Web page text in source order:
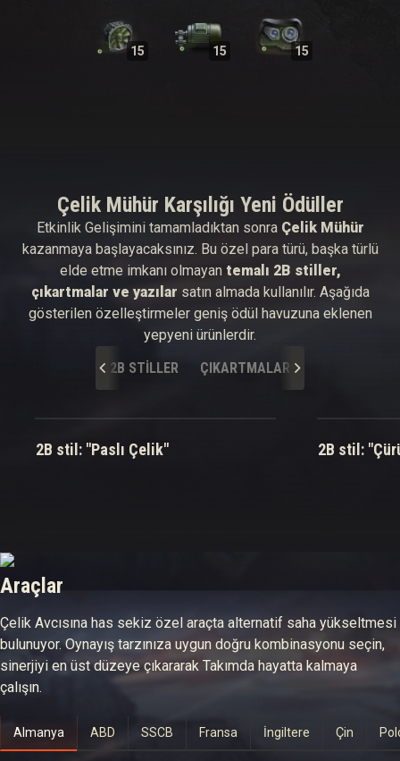
15 15 15
Çelik Mühür Karşılığı Yeni Ödüller
Etkinlik Gelişimini tamamladıktan sonra Çelik Mühür
kazanmaya başlayacaksınız. Bu özel para türü, başka türlü
elde etme imkanı olmayan temalı 2B stiller,
çıkartmalar ve yazılar satın almada kullanılır. Aşağıda
gösterilen özelleştirmeler geniş ödül havuzuna eklenen
yepyeni ürünlerdir.
2B STILLER
ÇIKARTMALAR
2B stil: "Paslı Çelik" 2B stil:
Araçlar
Çelik Avcısına has sekiz özel araçta alternatif saha yükseltmesi
bulunuyor. Oynayış tarzınıza uygun doğru kombinasyonu seçin,
sinerjiyi en üst düzeye çıkararak Takımda hayatta kalmaya
çalışın.
Almanya ABD SSCB Fransa İngiltere Çin